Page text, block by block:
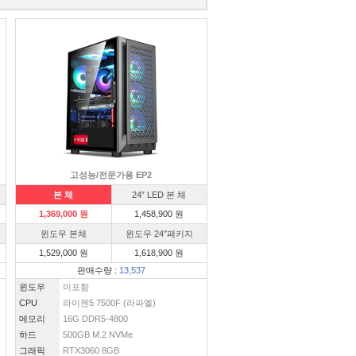
고성능/전문가용 EP2
본 체
24″ LED 본 체
1,369,000 원
1,458,900 원
윈도우 본체
윈도우 24″패키지
1,529,000 원
1,618,900 원
판매수량 : 13,537
윈도우
미포함
CPU
라이젠5 7500F (라파엘)
메모리
16G DDR5-4800
하드
500GB M.2 NVMe
그래픽
RTX3060 8GB